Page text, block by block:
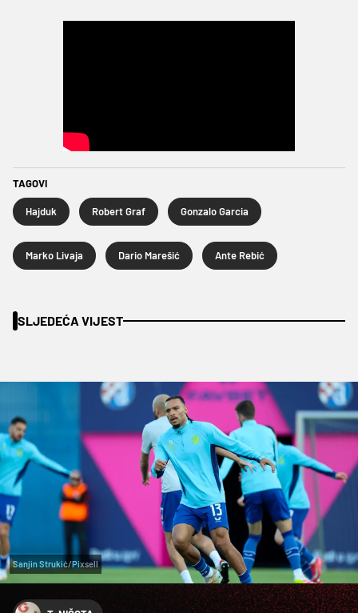
TAGOVI
Hajduk Robert Graf Gonzalo Garcia
Marko Livaja Dario Marešić Ante Rebić
SLJEDEĆA VIJEST
Sanjin Strukić/Pixsell